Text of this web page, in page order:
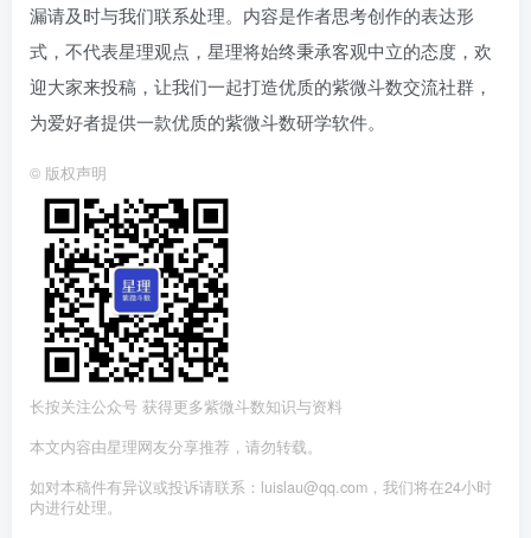
漏请及时与我们联系处理。内容是作者思考创作的表达形
式，不代表星理观点，星理将始终秉承客观中立的态度，欢
迎大家来投稿，让我们一起打造优质的紫微斗数交流社群，
为爱好者提供一款优质的紫微斗数研学软件。
© 版权声明
长按关注公众号 获得更多紫微斗数知识与资料
本文内容由星理网友分享推荐，请勿转载。
如对本稿件有异议或投诉请联系：luislau@qq.com，我们将在24小时
内进行处理。